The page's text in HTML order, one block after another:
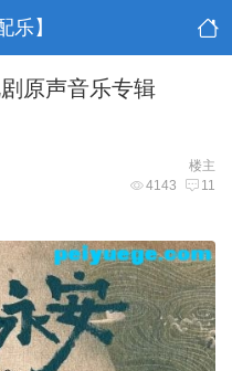
乐】
原声音乐专辑
楼主
4143 11